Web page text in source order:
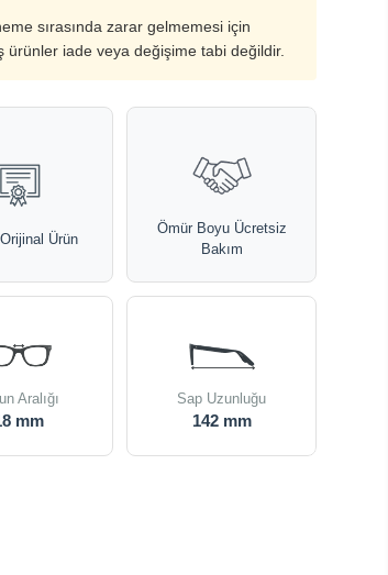
sırasında zarar gelmemesi için
ürünler iade veya değişime tabi değildir.
Ürün
Ömür Boyu Ücretsiz
Bakım
Aralığı
mm
Sap Uzunluğu
142 mm